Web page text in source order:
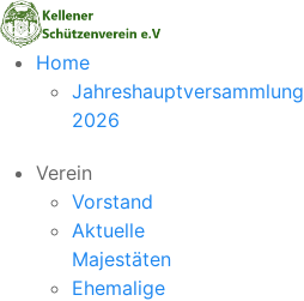
Home
Jahreshauptversammlung
2026
Verein
Vorstand
Aktuelle
Majestäten
Ehemalige
Monat
Monat